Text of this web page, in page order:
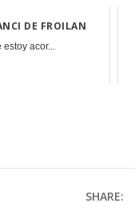
DE FROILAN
estoy acor...
SHARE: